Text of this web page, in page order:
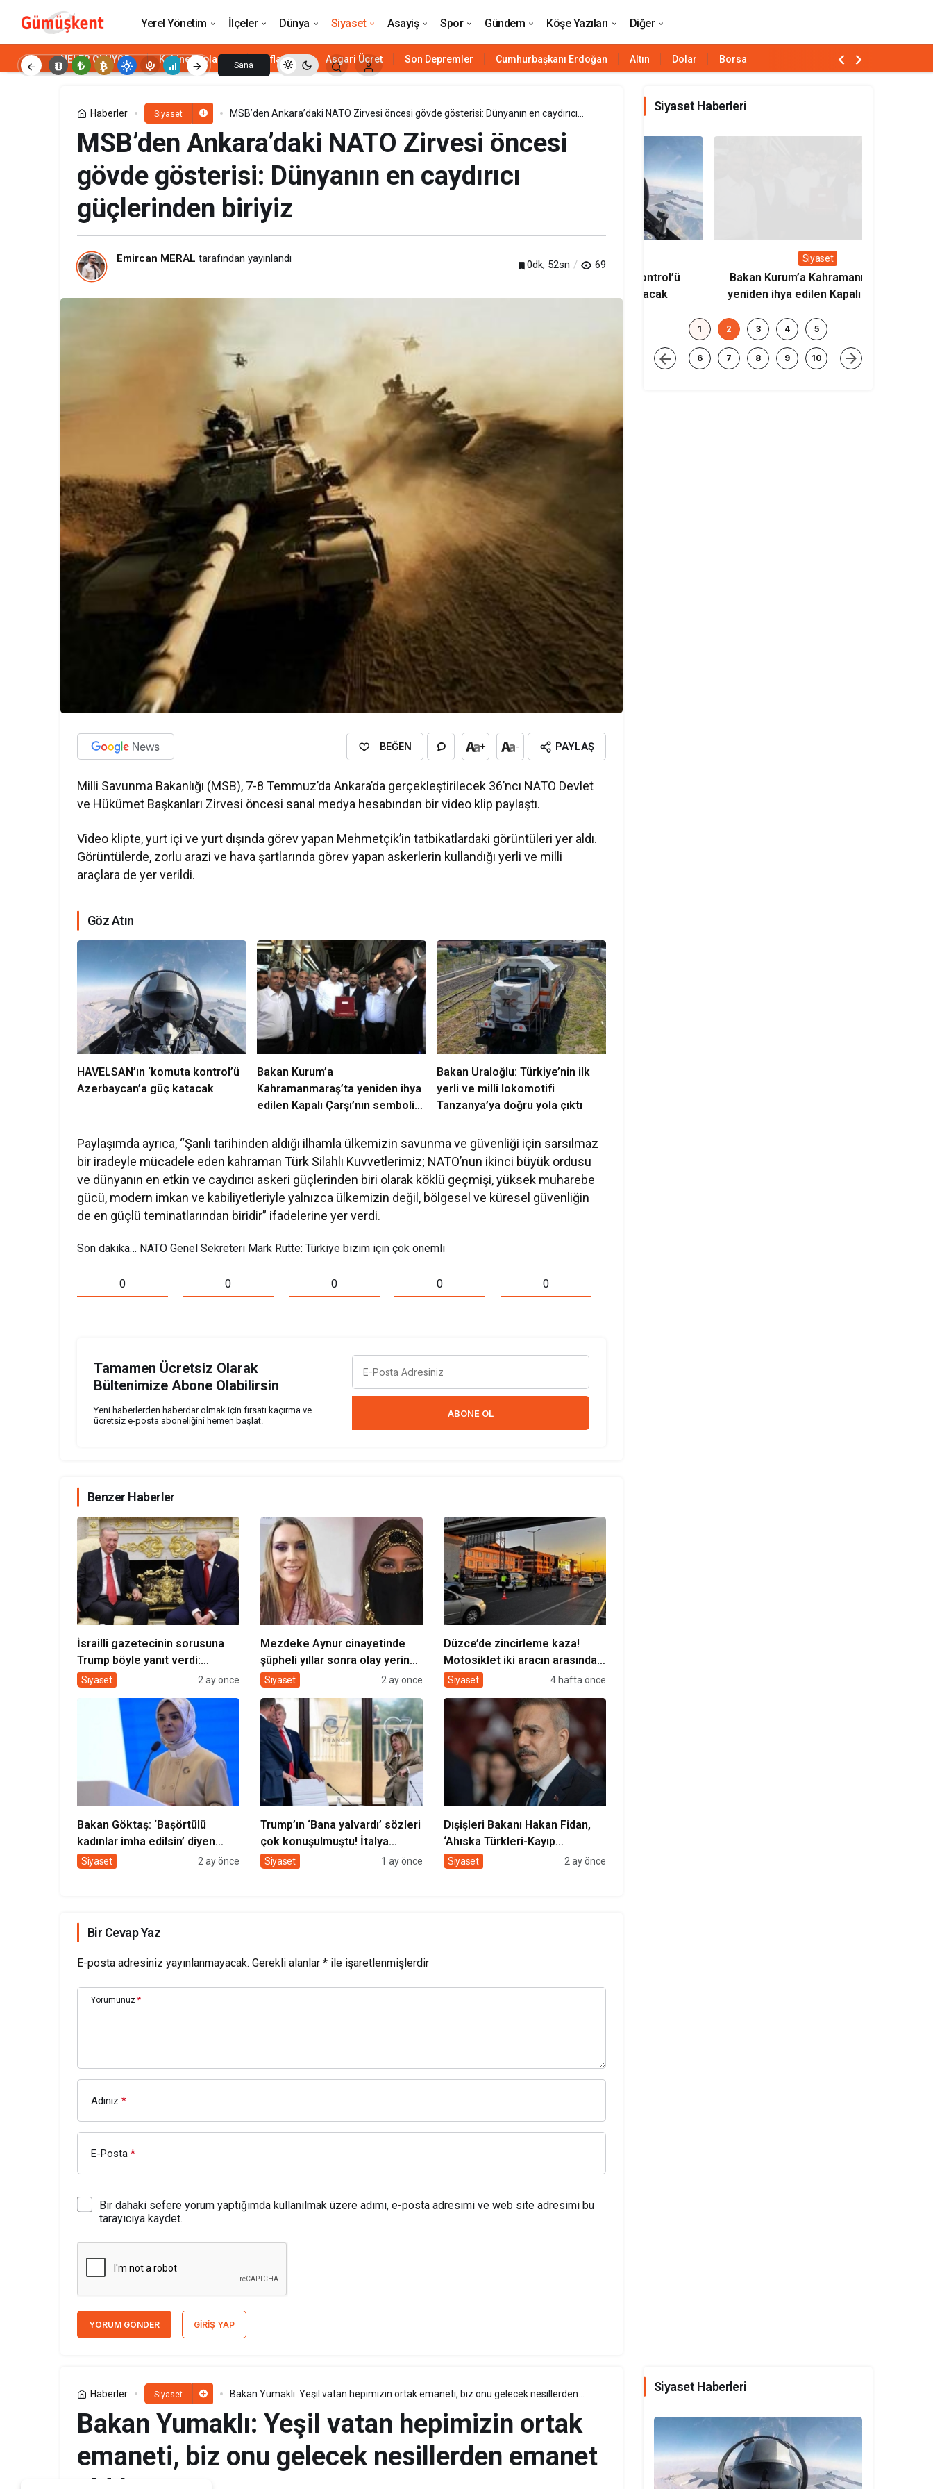
Yerel Yönetim İlçeler Dünya Siyaset Asayiş Spor Gündem Köşe Yazıları Diğer
Sana
NELER OLUYOR Kabine Toplantısı Enflasyon Asgari Ücret Son Depremler Cumhurbaşkanı Erdoğan Altın Dolar Borsa
Haberler Siyaset
MSB’den Ankara’daki NATO Zirvesi öncesi gövde gösterisi: Dünyanın en caydırıcı
MSB’den Ankara’daki NATO Zirvesi öncesi
gövde gösterisi: Dünyanın en caydırıcı
güçlerinden biriyiz
Emircan MERAL tarafından yayınlandı
0dk, 52sn 69
BEĞEN + - PAYLAŞ
Milli Savunma Bakanlığı (MSB), 7-8 Temmuz’da Ankara’da gerçekleştirilecek 36’ncı NATO Devlet
ve Hükümet Başkanları Zirvesi öncesi sanal medya hesabından bir video klip paylaştı.
Video klipte, yurt içi ve yurt dışında görev yapan Mehmetçik’in tatbikatlardaki görüntüleri yer aldı.
Görüntülerde, zorlu arazi ve hava şartlarında görev yapan askerlerin kullandığı yerli ve milli
araçlara de yer verildi.
Göz Atın
HAVELSAN’ın ‘komuta kontrol’ü
Azerbaycan’a güç katacak
Bakan Kurum’a
Kahramanmaraş’ta yeniden ihya
edilen Kapalı Çarşı’nın sembolik
Bakan Uraloğlu: Türkiye’nin ilk
yerli ve milli lokomotifi
Tanzanya’ya doğru yola çıktı
Paylaşımda ayrıca, “Şanlı tarihinden aldığı ilhamla ülkemizin savunma ve güvenliği için sarsılmaz
bir iradeyle mücadele eden kahraman Türk Silahlı Kuvvetlerimiz; NATO’nun ikinci büyük ordusu
ve dünyanın en etkin ve caydırıcı askeri güçlerinden biri olarak köklü geçmişi, yüksek muharebe
gücü, modern imkan ve kabiliyetleriyle yalnızca ülkemizin değil, bölgesel ve küresel güvenliğin
de en güçlü teminatlarından biridir” ifadelerine yer verdi.
Son dakika… NATO Genel Sekreteri Mark Rutte: Türkiye bizim için çok önemli
0 0 0 0 0
Tamamen Ücretsiz Olarak
Bültenimize Abone Olabilirsin
Yeni haberlerden haberdar olmak için fırsatı kaçırma ve
ücretsiz e-posta aboneliğini hemen başlat.
ABONE OL
Benzer Haberler
İsrailli gazetecinin sorusuna
Trump böyle yanıt verdi:
Erdoğan çok iyi bir dostum
Siyaset 2 ay önce
Mezdeke Aynur cinayetinde
şüpheli yıllar sonra olay yerine
götürüldü! Şişli’de keşif yapıldı
Siyaset 2 ay önce
Düzce’de zincirleme kaza!
Motosiklet iki aracın arasında
kaldı: 1 ölü
Siyaset 4 hafta önce
Bakan Göktaş: ‘Başörtülü
kadınlar imha edilsin’ diyen
şahsı kınıyoruz
Siyaset 2 ay önce
Trump’ın ‘Bana yalvardı’ sözleri
çok konuşulmuştu! İtalya
Başbakanı Meloni’den yeni
Siyaset 1 ay önce
Dışişleri Bakanı Hakan Fidan,
‘Ahıska Türkleri-Kayıp
Sürgünün İzinde’ sergisinin
Siyaset 2 ay önce
Bir Cevap Yaz
E-posta adresiniz yayınlanmayacak. Gerekli alanlar * ile işaretlenmişlerdir
Yorumunuz *
Adınız *
E-Posta *
Bir dahaki sefere yorum yaptığımda kullanılmak üzere adımı, e-posta adresimi ve web site adresimi bu
tarayıcıya kaydet.
YORUM GÖNDER GIRIŞ YAP
Siyaset Haberleri
Siyaset
Bakan Kurum’a Kahramanmaraş’ta
yeniden ihya edilen Kapalı Çarşı’nın
1 2 3 4 5
6 7 8 9 10
Haberler Siyaset
Bakan Yumaklı: Yeşil vatan hepimizin ortak emaneti, biz onu gelecek nesillerden
Bakan Yumaklı: Yeşil vatan hepimizin ortak
emaneti, biz onu gelecek nesillerden emanet
Bakan Yumaklı: Yeşil vatan hepimizin ortak emaneti, biz onu gelecek nesillerden emanet aldık
Siyaset Haberleri